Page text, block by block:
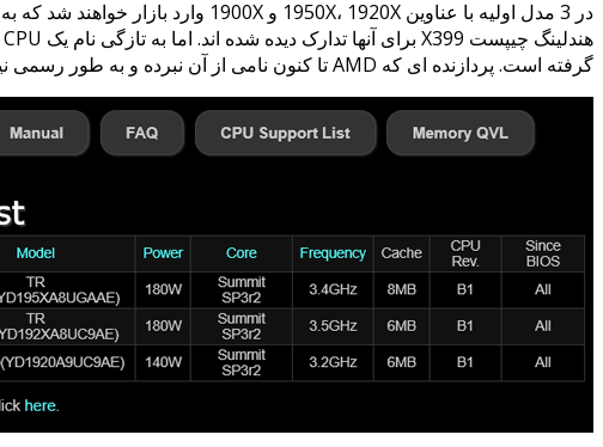
گرفته است. پردازنده ای که AMD تا کنون نامی از آن نبرده و به طور رسمی نیز معرفی و یا تائید نشده است.